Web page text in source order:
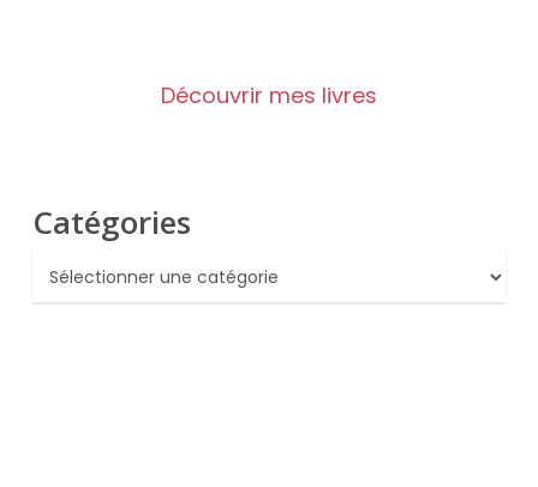
Découvrir mes livres
Catégories
Catégories